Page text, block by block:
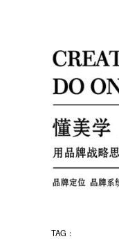
TAG：